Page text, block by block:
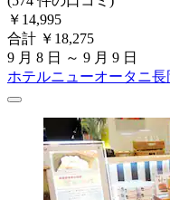
￥14,995
合計 ￥18,275
9 月 8 日 ～ 9 月 9 日
ホテルニューオータニ長